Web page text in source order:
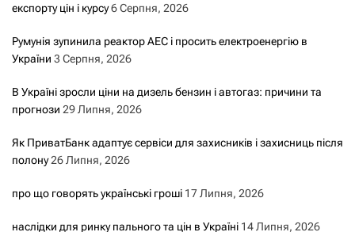
експорту цін і курсу6 Серпня, 2026
Румунія зупинила реактор АЕС і просить електроенергію в
України 3 Серпня, 2026
В Україні зросли ціни на дизель бензин і автогаз: причини та
прогнози 29 Липня, 2026
Як ПриватБанк адаптує сервіси для захисників і захисниць після
полону26 Липня, 2026
про що говорять українські гроші 17 Липня, 2026
наслідки для ринку пального та цін в Україні 14 Липня, 2026